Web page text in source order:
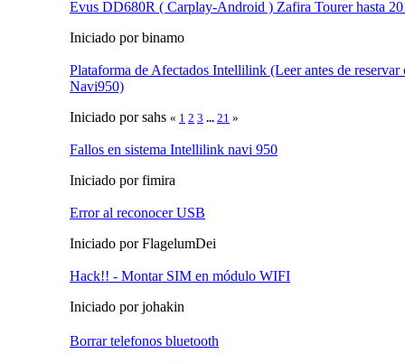
Evus DD680R ( Carplay-Android ) Zafira Tourer hasta
Iniciado por binamo
Plataforma de Afectados Intellilink (Leer antes de
Navi950)
Iniciado por sahs « 1 2 3 ... 21 »
Fallos en sistema Intellilink navi 950
Iniciado por fimira
Error al reconocer USB
Iniciado por FlagelumDei
Hack!! - Montar SIM en módulo WIFI
Iniciado por johakin
Borrar telefonos bluetooth